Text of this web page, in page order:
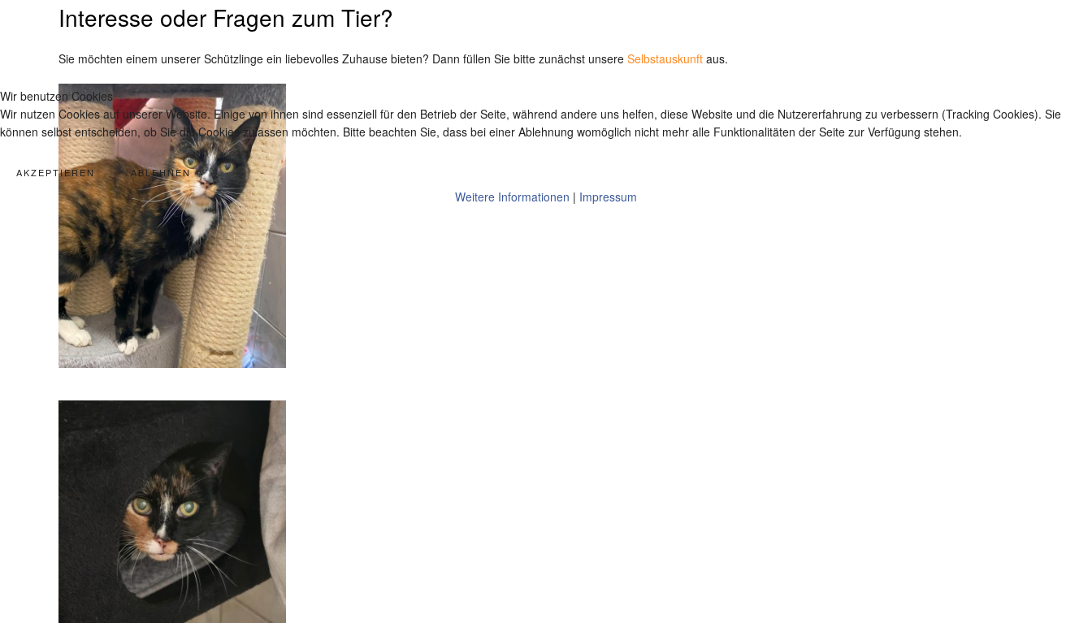
Interesse oder Fragen zum Tier?
Sie möchten einem unserer Schützlinge ein liebevolles Zuhause bieten? Dann füllen Sie bitte zunächst unsere Selbstauskunft aus.
Wir benutzen Cookies
Wir nutzen Cookies auf unserer Website. Einige von ihnen sind essenziell für den Betrieb der Seite, während andere uns helfen, diese Website und die Nutzererfahrung zu verbessern (Tracking Cookies). Sie
können selbst entscheiden, ob Sie die Cookies zulassen möchten. Bitte beachten Sie, dass bei einer Ablehnung womöglich nicht mehr alle Funktionalitäten der Seite zur Verfügung stehen.
AKZEPTIEREN ABLEHNEN
Weitere Informationen | Impressum